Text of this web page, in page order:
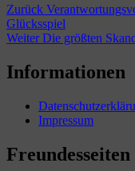
Zurück Vorheriger
Beitrag:
Glücksspiel
Weiter Nächster
Die größten
Informationen
Impressum
Freundesseiten